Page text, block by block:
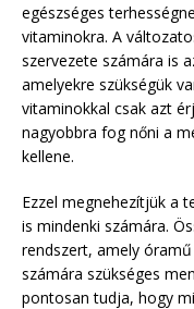
egészséges
vitaminokra. A
szervezete számára is
amelyekre szükségük
vitaminokkal csak azt
nagyobbra fog nőni a
kellene.
Ezzel megnehezítjük a
is mindenki számára.
rendszert, amely
számára szükséges
pontosan tudja, hogy